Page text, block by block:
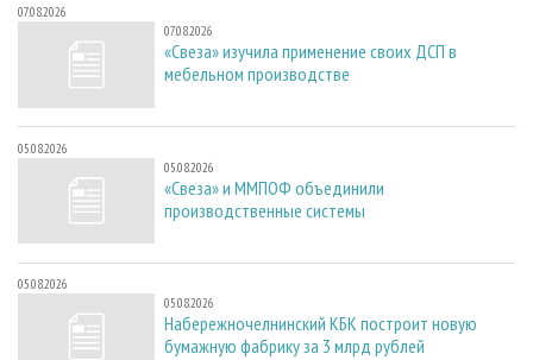
07.08.2026
07.08.2026
«Свеза» изучила применение своих ДСП в
мебельном производстве
05.08.2026
05.08.2026
«Свеза» и ММПОФ объединили
производственные системы
05.08.2026
05.08.2026
Набережночелнинский КБК построит новую
бумажную фабрику за 3 млрд рублей